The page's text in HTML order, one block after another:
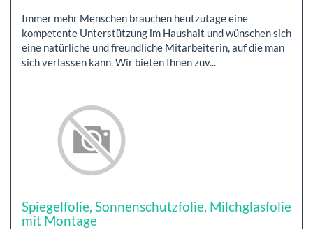
Immer mehr Menschen brauchen heutzutage eine
kompetente Unterstützung im Haushalt und wünschen sich
eine natürliche und freundliche Mitarbeiterin, auf die man
sich verlassen kann. Wir bieten Ihnen zuv...
Spiegelfolie, Sonnenschutzfolie, Milchglasfolie
mit Montage